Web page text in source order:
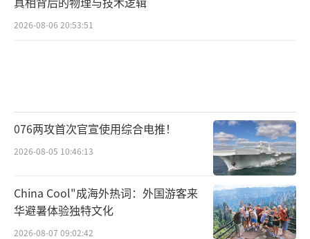
2026-08-06 20:53:51
076两攻首次官宣使用综合电推！
2026-08-05 10:46:13
China Cool"成海外热词：外国游客来
华避暑体验独特文化
2026-08-07 09:02:42